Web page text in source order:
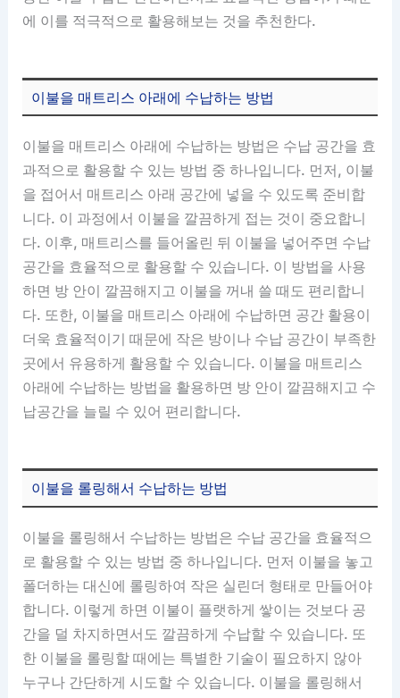
에 이를 적극적으로 활용해보는 것을 추천한다.
이불을 매트리스 아래에 수납하는 방법
이불을 매트리스 아래에 수납하는 방법은 수납 공간을 효
과적으로 활용할 수 있는 방법 중 하나입니다. 먼저, 이불
을 접어서 매트리스 아래 공간에 넣을 수 있도록 준비합
니다. 이 과정에서 이불을 깔끔하게 접는 것이 중요합니
다. 이후, 매트리스를 들어올린 뒤 이불을 넣어주면 수납
공간을 효율적으로 활용할 수 있습니다. 이 방법을 사용
하면 방 안이 깔끔해지고 이불을 꺼내 쓸 때도 편리합니
다. 또한, 이불을 매트리스 아래에 수납하면 공간 활용이
더욱 효율적이기 때문에 작은 방이나 수납 공간이 부족한
곳에서 유용하게 활용할 수 있습니다. 이불을 매트리스
아래에 수납하는 방법을 활용하면 방 안이 깔끔해지고 수
납공간을 늘릴 수 있어 편리합니다.
이불을 롤링해서 수납하는 방법
이불을 롤링해서 수납하는 방법은 수납 공간을 효율적으
로 활용할 수 있는 방법 중 하나입니다. 먼저 이불을 놓고
폴더하는 대신에 롤링하여 작은 실린더 형태로 만들어야
합니다. 이렇게 하면 이불이 플랫하게 쌓이는 것보다 공
간을 덜 차지하면서도 깔끔하게 수납할 수 있습니다. 또
한 이불을 롤링할 때에는 특별한 기술이 필요하지 않아
누구나 간단하게 시도할 수 있습니다. 이불을 롤링해서